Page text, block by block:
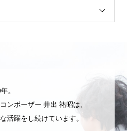
。
ンポーザー 井出 祐昭は、
活躍をし続けています。